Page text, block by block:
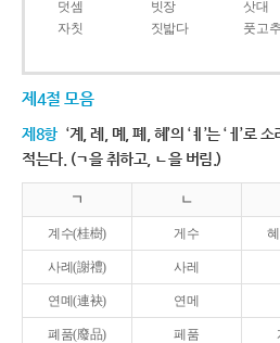
덧셈
빗장 삿대
자칫
짓밟다 풋고추
제4절 모음
제8항 ‘계, 례, 몌, 폐, 혜’의 ‘ㅖ’는 ‘ㅔ’로
적는다. (ㄱ을 취하고, ㄴ을 버림.)
ㄱ ㄴ
계수(桂樹) 게수
사례(謝禮) 사레
연몌(連袂) 연메
폐품(廢品) 페품